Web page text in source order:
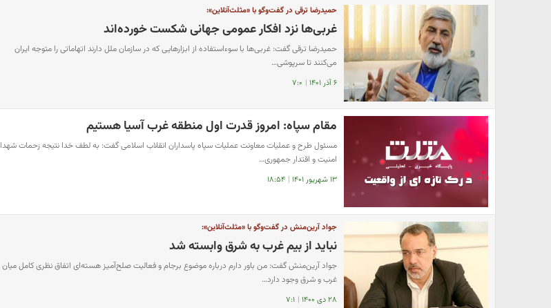
حمیدرضا ترقی در گفت‌وگو با «مثلث‌آنلاین»:
غربی‌ها نزد افکار عمومی جهانی شکست‌ خورده‌اند
حمیدرضا ترقی گفت: غربی‌ها با سوءاستفاده از ابزارهایی که در سازمان ملل دارند اتهاماتی را متوجه ایران
می‌کنند تا سرپوشی…
۶ آذر ۱۴۰۱ | ۷:۰
مقام سپاه: امروز قدرت اول منطقه غرب آسیا هستیم
مسئول طرح و عملیات معاونت عملیات سپاه پاسداران انقلاب اسلامی گفت: به لطف خدا نتیجه زحمات شهدا
امنیت و اقتدار جمهوری…
۱۳ شهریور ۱۴۰۱ | ۱۸:۵۴
جواد آرین‌منش در گفت‌وگو با «مثلث‌آنلاین»:
نباید از بیم غرب به شرق وابسته شد
جواد آرین‌منش گفت: من باور دارم درباره موضوع برجام و فعالیت صلح‌آمیز هسته‌ای اتفاق نظری کامل میان
غرب و شرق وجود دارد…
۲۸ دی ۱۴۰۰ | ۷:۱